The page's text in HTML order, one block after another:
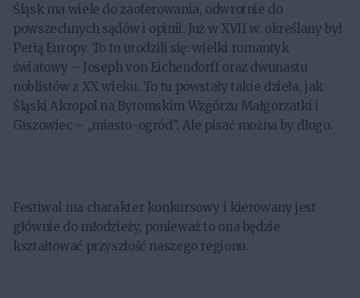
Śląsk ma wiele do zaoferowania, odwrotnie do
powszechnych sądów i opinii. Już w XVII w. określany był
Perłą Europy. To tu urodzili się: wielki romantyk
światowy – Joseph von Eichendorff oraz dwunastu
noblistów z XX wieku. To tu powstały takie dzieła, jak
Śląski Akropol na Bytomskim Wzgórzu Małgorzatki i
Giszowiec – „miasto-ogród”. Ale pisać można by długo.
Festiwal ma charakter konkursowy i kierowany jest
głównie do młodzieży, ponieważ to ona będzie
kształtować przyszłość naszego regionu.